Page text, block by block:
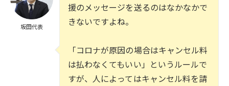
坂田代表
援のメッセージを送るのはなかなかで
きないですよね。
「コロナが原因の場合はキャンセル料
は払わなくてもいい」というルールで
すが、人によってはキャンセル料を請